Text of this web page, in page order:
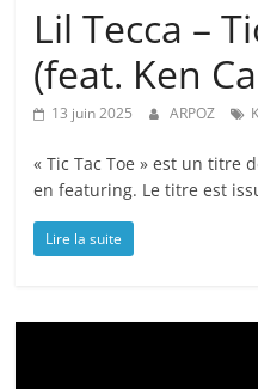
Lil Tecca –
(feat. Ken
13 juin 2025 ARPOZ
« Tic Tac Toe » est un titre
en featuring. Le titre est
Lire la suite